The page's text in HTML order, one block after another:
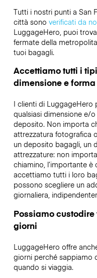
Tutti i nostri punti a San
città sono verificati da
LuggageHero, puoi
fermate della
tuoi bagagli.
Accettiamo tutti i
dimensione e forma
I clienti di
qualsiasi dimensione e/
deposito. Non importa
attrezzatura fotografica
un deposito bagagli, un
attrezzature: non
chiamino, l’importante è
accettiamo tutti i loro
possono scegliere un
giornaliera,
Possiamo
giorni
LuggageHero offre
giorni perché sappiamo
quando si viaggia.